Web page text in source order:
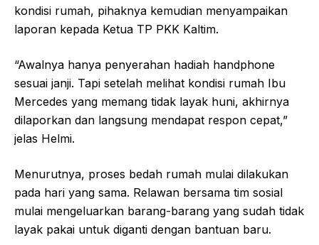
kondisi rumah, pihaknya kemudian menyampaikan
laporan kepada Ketua TP PKK Kaltim.
“Awalnya hanya penyerahan hadiah handphone
sesuai janji. Tapi setelah melihat kondisi rumah Ibu
Mercedes yang memang tidak layak huni, akhirnya
dilaporkan dan langsung mendapat respon cepat,”
jelas Helmi.
Menurutnya, proses bedah rumah mulai dilakukan
pada hari yang sama. Relawan bersama tim sosial
mulai mengeluarkan barang-barang yang sudah tidak
layak pakai untuk diganti dengan bantuan baru.